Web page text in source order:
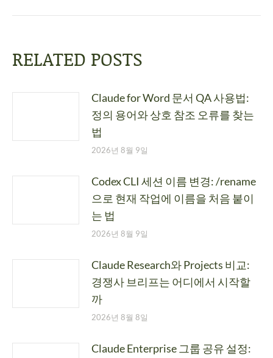
RELATED POSTS
Claude for Word 문서 QA 사용법:
정의 용어와 상호 참조 오류를 찾는
법
2026년 8월 9일
Codex CLI 세션 이름 변경: /rename
으로 현재 작업에 이름을 처음 붙이
는 법
2026년 8월 9일
Claude Research와 Projects 비교:
경쟁사 브리프는 어디에서 시작할
까
2026년 8월 8일
Claude Enterprise 그룹 공유 설정: